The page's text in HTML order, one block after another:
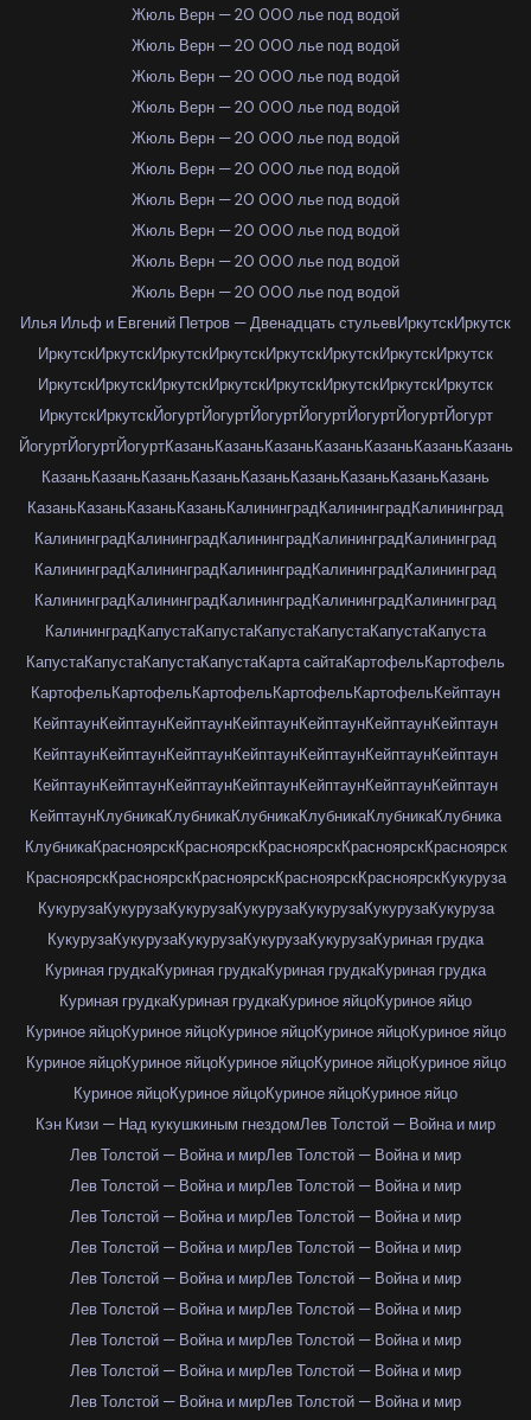
Жюль Верн — 20 000 лье под водой
Жюль Верн — 20 000 лье под водой
Жюль Верн — 20 000 лье под водой
Жюль Верн — 20 000 лье под водой
Жюль Верн — 20 000 лье под водой
Жюль Верн — 20 000 лье под водой
Жюль Верн — 20 000 лье под водой
Жюль Верн — 20 000 лье под водой
Жюль Верн — 20 000 лье под водой
Жюль Верн — 20 000 лье под водой
Илья Ильф и Евгений Петров — Двенадцать стульевИркутскИркутск
ИркутскИркутскИркутскИркутскИркутскИркутскИркутскИркутск
ИркутскИркутскИркутскИркутскИркутскИркутскИркутскИркутск
ИркутскИркутскЙогуртЙогуртЙогуртЙогуртЙогуртЙогуртЙогурт
ЙогуртЙогуртЙогуртКазаньКазаньКазаньКазаньКазаньКазаньКазань
КазаньКазаньКазаньКазаньКазаньКазаньКазаньКазаньКазань
КазаньКазаньКазаньКазаньКалининградКалининградКалининград
КалининградКалининградКалининградКалининградКалининград
КалининградКалининградКалининградКалининградКалининград
КалининградКалининградКалининградКалининградКалининград
КалининградКапустаКапустаКапустаКапустаКапустаКапуста
КапустаКапустаКапустаКапустаКарта сайтаКартофельКартофель
КартофельКартофельКартофельКартофельКартофельКейптаун
КейптаунКейптаунКейптаунКейптаунКейптаунКейптаунКейптаун
КейптаунКейптаунКейптаунКейптаунКейптаунКейптаунКейптаун
КейптаунКейптаунКейптаунКейптаунКейптаунКейптаунКейптаун
КейптаунКлубникаКлубникаКлубникаКлубникаКлубникаКлубника
КлубникаКрасноярскКрасноярскКрасноярскКрасноярскКрасноярск
КрасноярскКрасноярскКрасноярскКрасноярскКрасноярскКукуруза
КукурузаКукурузаКукурузаКукурузаКукурузаКукурузаКукуруза
КукурузаКукурузаКукурузаКукурузаКукурузаКуриная грудка
Куриная грудкаКуриная грудкаКуриная грудкаКуриная грудка
Куриная грудкаКуриная грудкаКуриное яйцоКуриное яйцо
Куриное яйцоКуриное яйцоКуриное яйцоКуриное яйцоКуриное яйцо
Куриное яйцоКуриное яйцоКуриное яйцоКуриное яйцоКуриное яйцо
Куриное яйцоКуриное яйцоКуриное яйцоКуриное яйцо
Кэн Кизи — Над кукушкиным гнездомЛев Толстой — Война и мир
Лев Толстой — Война и мирЛев Толстой — Война и мир
Лев Толстой — Война и мирЛев Толстой — Война и мир
Лев Толстой — Война и мирЛев Толстой — Война и мир
Лев Толстой — Война и мирЛев Толстой — Война и мир
Лев Толстой — Война и мирЛев Толстой — Война и мир
Лев Толстой — Война и мирЛев Толстой — Война и мир
Лев Толстой — Война и мирЛев Толстой — Война и мир
Лев Толстой — Война и мирЛев Толстой — Война и мир
Лев Толстой — Война и мирЛев Толстой — Война и мир